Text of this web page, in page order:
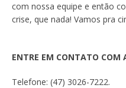
com nossa equipe e então
crise, que nada! Vamos pra
ENTRE EM CONTATO COM
Telefone: (47) 3026-7222.